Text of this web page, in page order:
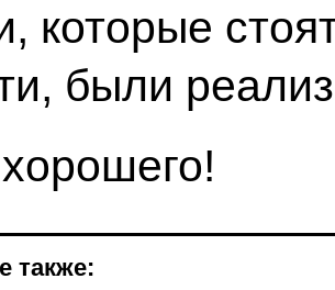
которые
были
также: